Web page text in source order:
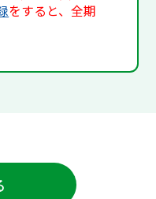
をすると、全期